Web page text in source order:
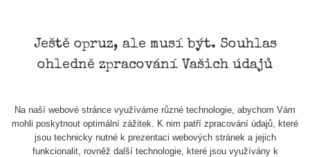
Všimli jste si, že některá měření se úplně neshodují i
když jsou měřené ve stejném radiačním oboru (α, β, γ)?
a také k jakému prvku je zařízení kalibrované.
Samotný způsob měření (měření v kontaktní vzdálenosti)
také nebude porovnatelný (nerovnosti povrchu, přesná
Ještě opruz, ale musí být. Souhlas
ohledně zpracování Vašich údajů
Na naší webové stránce využíváme různé technologie, abychom Vám
mohli poskytnout optimální zážitek. K nim patří zpracování údajů, které
jsou technicky nutné k prezentaci webových stránek a jejich
funkcionalit, rovněž další technologie, které jsou využívány k